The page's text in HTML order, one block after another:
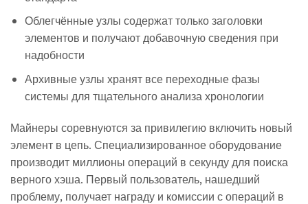
Облегчённые узлы содержат только заголовки
элементов и получают добавочную сведения при
надобности
Архивные узлы хранят все переходные фазы
системы для тщательного анализа хронологии
Майнеры соревнуются за привилегию включить новый
элемент в цепь. Специализированное оборудование
производит миллионы операций в секунду для поиска
верного хэша. Первый пользователь, нашедший
проблему, получает награду и комиссии с операций в